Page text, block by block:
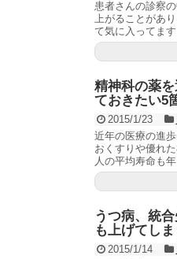
患者さんの診察
上がることがあ
て気に入ってま
精神科の薬
ておきたい5
2015/1/23
近年の医療の進
おくすりや優れ
人の平均寿命も
うつ病、統
も上げてし
2015/1/14